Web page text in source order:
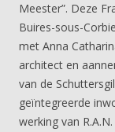
Meester”. Deze
Buires-sous-
met Anna
architect en
van de
geïntegreerde
werking van